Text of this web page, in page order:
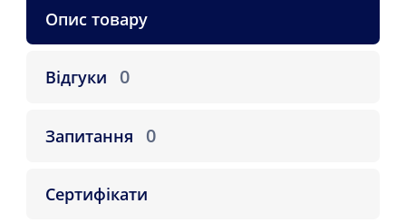
Опис товару
Відгуки 0
Запитання 0
Сертифікати